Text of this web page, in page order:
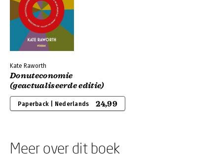
Kate Raworth
Donuteconomie
(geactualiseerde editie)
Paperback | Nederlands 24,99
Meer over dit boek